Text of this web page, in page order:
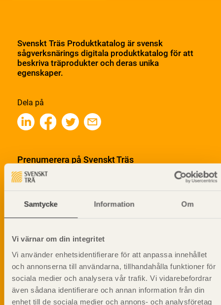
Samtycke Information Om
Vi värnar om din integritet
Vi använder enhetsidentifierare för att anpassa innehållet
och annonserna till användarna, tillhandahålla funktioner för
sociala medier och analysera vår trafik. Vi vidarebefordrar
även sådana identifierare och annan information från din
enhet till de sociala medier och annons- och analysföretag
Svenskt Träs Produktkatalog är svensk
sågverksnärings digitala produktkatalog för att
beskriva träprodukter och deras unika
egenskaper.
Dela på
Prenumerera på Svenskt Träs
informationsutskick!